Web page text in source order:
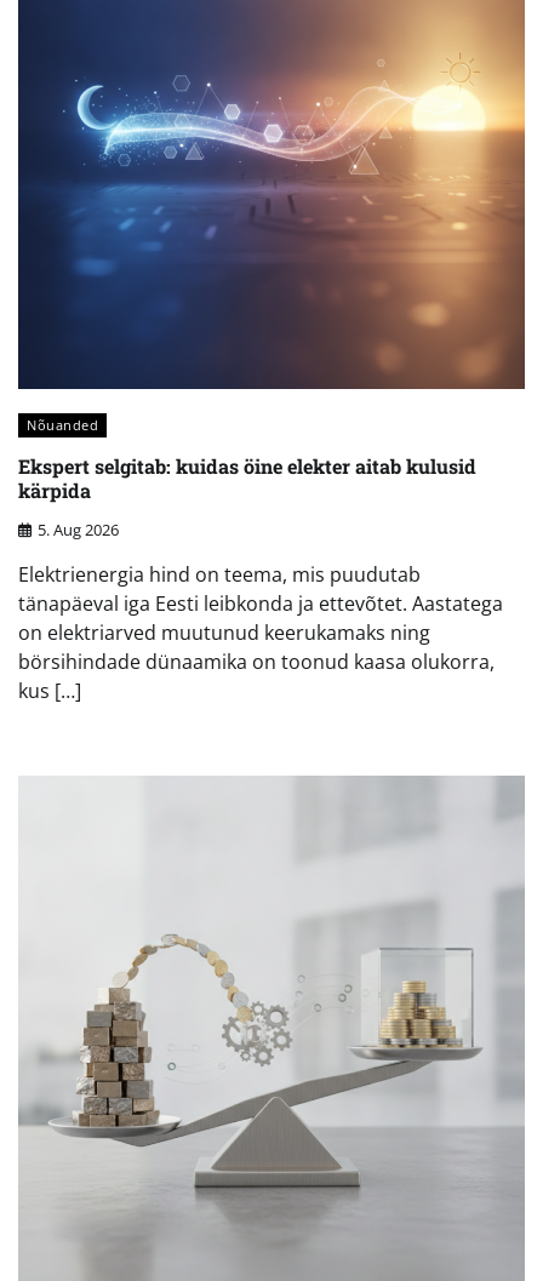
Nõuanded
Ekspert selgitab: kuidas öine elekter aitab kulusid
kärpida
5. Aug 2026
Elektrienergia hind on teema, mis puudutab
tänapäeval iga Eesti leibkonda ja ettevõtet. Aastatega
on elektriarved muutunud keerukamaks ning
börsihindade dünaamika on toonud kaasa olukorra,
kus […]